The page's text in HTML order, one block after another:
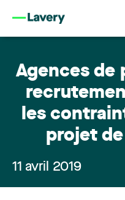
Agences de
les
projet
11 avril 2019